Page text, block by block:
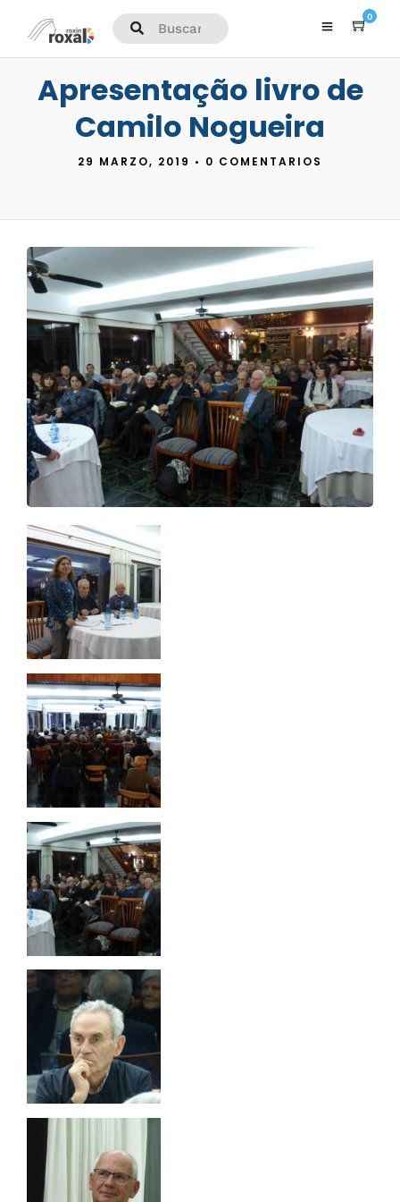
0
Apresentação livro de
Camilo Nogueira
29 MARZO, 2019 • 0 COMENTARIOS